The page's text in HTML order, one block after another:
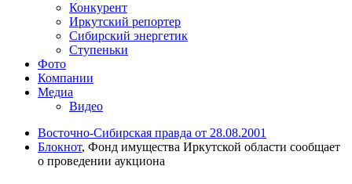
Конкурент
Иркутский репортер
Сибирский энергетик
Ступеньки
Фото
Компании
Медиа
Видео
Восточно-Сибирская правда от 28.08.2001
Блокнот, Фонд имущества Иркутской области сообщает
о проведении аукциона